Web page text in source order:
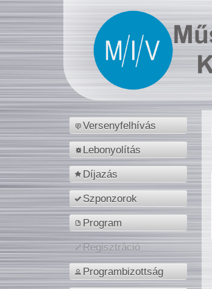
Versenyfelhívás
Lebonyolítás
Díjazás
Szponzorok
Program
Regisztráció
Programbizottság